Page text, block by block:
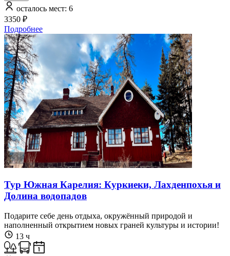
осталось мест: 6
3350 ₽
Подробнее
Тур Южная Карелия: Куркиеки, Лахденпохья и
Долина водопадов
Подарите себе день отдыха, окружённый природой и
наполненный открытием новых граней культуры и истории!
13 ч